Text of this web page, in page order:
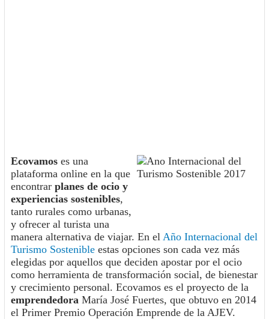
Ecovamos es una
plataforma online en la que
encontrar planes de ocio y
experiencias sostenibles,
tanto rurales como urbanas,
y ofrecer al turista una
manera alternativa de viajar. En el Año Internacional del
Turismo Sostenible estas opciones son cada vez más
elegidas por aquellos que deciden apostar por el ocio
como herramienta de transformación social, de bienestar
y crecimiento personal. Ecovamos es el proyecto de la
emprendedora María José Fuertes, que obtuvo en 2014
el Primer Premio Operación Emprende de la AJEV.